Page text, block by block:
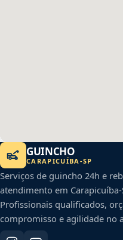
GUINCHO
CARAPICUÍBA -SP
Serviços de guincho 24h e
atendimento em Carapicuíba-
Profissionais qualificados,
compromisso e agilidade no